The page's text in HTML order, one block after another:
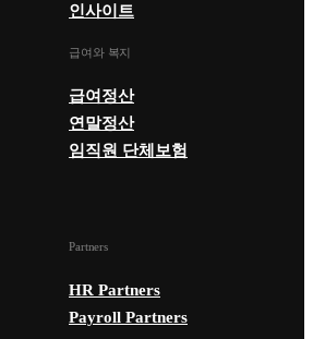
인사이트
급여와 복지
급여정산
연말정산
임직원 단체보험
Partners
HR Partners
Payroll Partners